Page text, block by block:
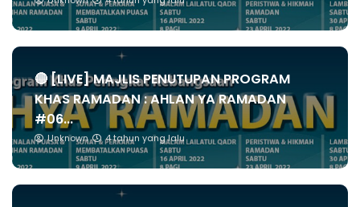
🔴 [LIVE] MAJLIS PENUTUPAN PROGRAM
KHAS RAMADAN : AHLAN YA RAMADAN
#06...
Unknown 4 tahun yang lalu